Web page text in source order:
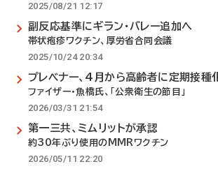
2025/08/21 12:17
副反応基準にギラン・バレー追加へ
帯状疱疹ワクチン、厚労省合同会議
2025/10/24 20:34
プレベナー、4月から高齢者に定期接種
ファイザー・魚橋氏、「公衆衛生の節目」
2026/03/31 21:54
第一三共、ミムリットが承認
約30年ぶり使用のMMRワクチン
2026/05/11 22:20